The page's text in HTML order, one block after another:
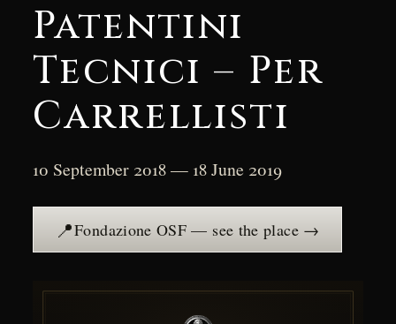
Patentini
Tecnici – Per
Carrellisti
10 September 2018 — 18 June 2019
📍Fondazione OSF — see the place →